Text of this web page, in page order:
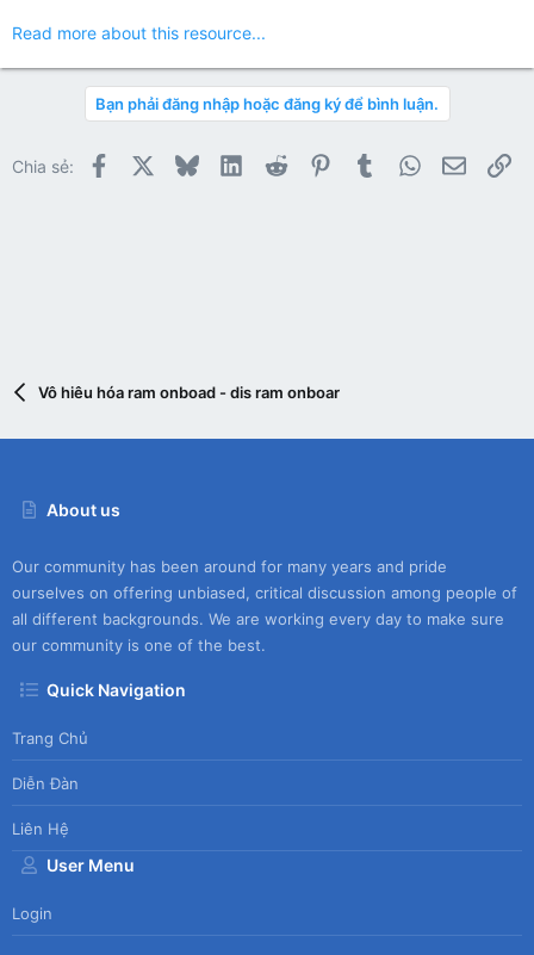
Read more about this resource...
Bạn phải đăng nhập hoặc đăng ký để bình luận.
Chia sẻ: Facebook BlueskyLinkedInReddit PinterestTumblrWhatsApp
Email
Vô hiêu hóa ram onboad - dis ram onboar
About us
Our community has been around for many years and pride
ourselves on offering unbiased, critical discussion among people of
all different backgrounds. We are working every day to make sure
our community is one of the best.
Quick Navigation
Trang Chủ
Diễn Đàn
Liên Hệ
User Menu
Login